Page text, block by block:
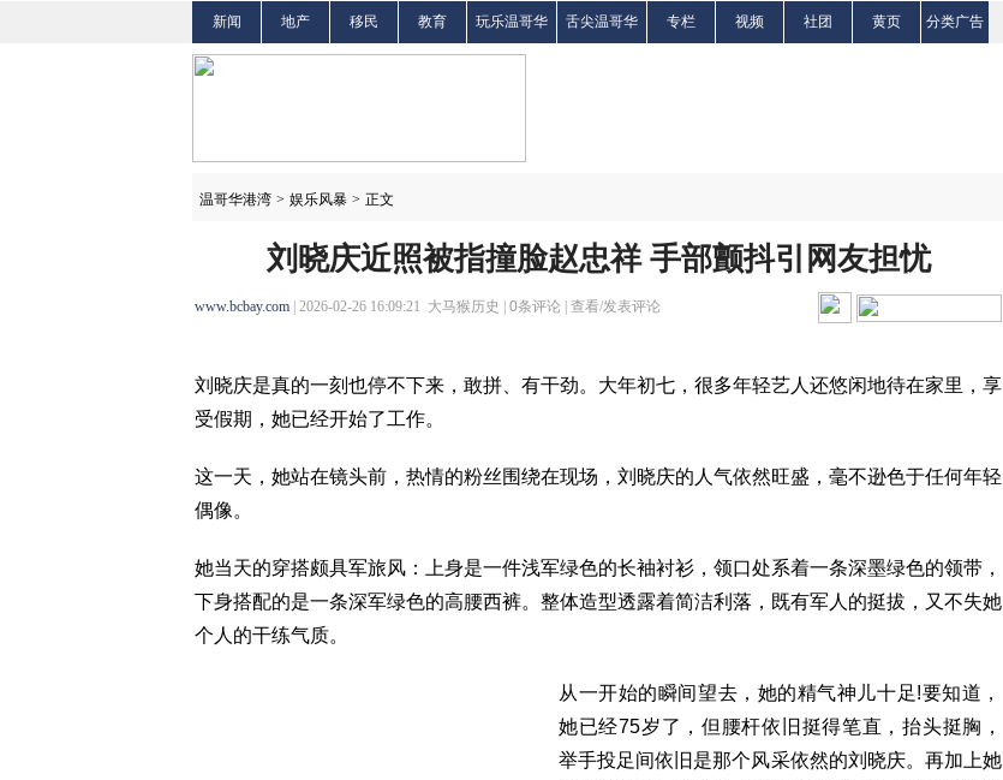
新闻 地产 移民 教育 玩乐温哥华 舌尖温哥华 专栏 视频 社团 黄页 分类广告
温哥华港湾 > 娱乐风暴 > 正文
刘晓庆近照被指撞脸赵忠祥 手部颤抖引网友担忧
www.bcbay.com | 2026-02-26 16:09:21 大马猴历史 | 0条评论 | 查看/发表评论
刘晓庆是真的一刻也停不下来，敢拼、有干劲。大年初七，很多年轻艺人还悠闲地待在家里，享
受假期，她已经开始了工作。
这一天，她站在镜头前，热情的粉丝围绕在现场，刘晓庆的人气依然旺盛，毫不逊色于任何年轻
偶像。
她当天的穿搭颇具军旅风：上身是一件浅军绿色的长袖衬衫，领口处系着一条深墨绿色的领带，
下身搭配的是一条深军绿色的高腰西裤。整体造型透露着简洁利落，既有军人的挺拔，又不失她
个人的干练气质。
从一开始的瞬间望去，她的精气神儿十足!要知道，
她已经75岁了，但腰杆依旧挺得笔直，抬头挺胸，
举手投足间依旧是那个风采依然的刘晓庆。再加上她